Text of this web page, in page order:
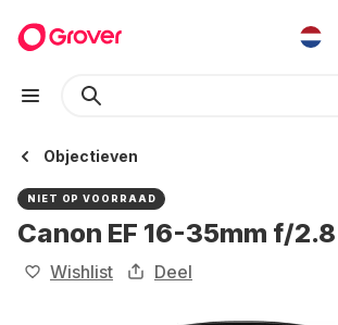
Objectieven
NIET OP VOORRAAD
Canon EF 16-35mm f/2.8
Wishlist Deel